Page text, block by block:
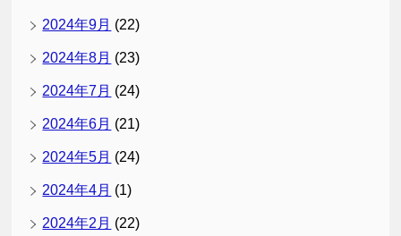
2024年9月 (22)
2024年8月 (23)
2024年7月 (24)
2024年6月 (21)
2024年5月 (24)
2024年4月 (1)
2024年2月 (22)